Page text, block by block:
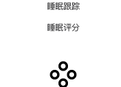
睡眠跟踪
睡眠评分